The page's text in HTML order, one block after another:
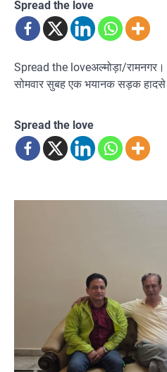
Spread the love
Spread the loveअल्मोड़ा/
सोमवार सुबह एक भयानक सड़क हादसे
Spread the love